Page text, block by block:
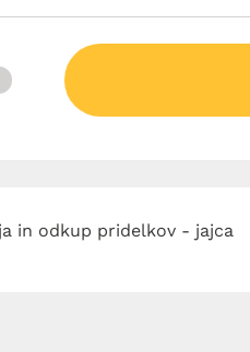
in odkup pridelkov - jajca